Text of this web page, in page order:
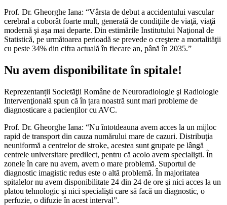
Prof. Dr. Gheorghe Iana: “Vârsta de debut a accidentului vascular
cerebral a coborât foarte mult, generată de condiţiile de viaţă, viaţă
modernă şi aşa mai departe. Din estimările Institutului Naţional de
Statistică, pe următoarea perioadă se prevede o creştere a mortalităţii
cu peste 34% din cifra actuală în fiecare an, până în 2035.”
Nu avem disponibilitate în spitale!
Reprezentanții Societăţii Române de Neuroradiologie şi Radiologie
Intervenţională spun că în țara noastră sunt mari probleme de
diagnosticare a pacienților cu AVC.
Prof. Dr. Gheorghe Iana: “Nu întotdeauna avem acces la un mijloc
rapid de transport din cauza numărului mare de cazuri. Distribuţia
neuniformă a centrelor de stroke, acestea sunt grupate pe lângă
centrele universitare predilect, pentru că acolo avem specialişti. În
zonele în care nu avem, avem o mare problemă. Suportul de
diagnostic imagistic redus este o altă problemă. În majoritatea
spitalelor nu avem disponibilitate 24 din 24 de ore şi nici acces la un
platou tehnologic şi nici specialişti care să facă un diagnostic, o
perfuzie, o difuzie în acest interval”.